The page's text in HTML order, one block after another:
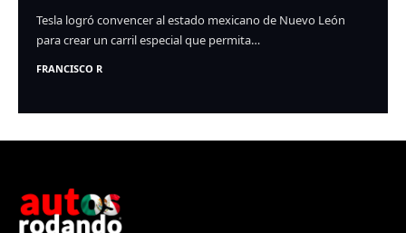
Tesla logró convencer al estado mexicano de Nuevo León
para crear un carril especial que permita…
FRANCISCO R